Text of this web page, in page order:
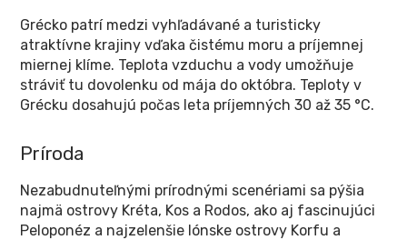
Grécko patrí medzi vyhľadávané a turisticky
atraktívne krajiny vďaka čistému moru a príjemnej
miernej klíme. Teplota vzduchu a vody umožňuje
stráviť tu dovolenku od mája do októbra. Teploty v
Grécku dosahujú počas leta príjemných 30 až 35 °C.
Príroda
Nezabudnuteľnými prírodnými scenériami sa pýšia
najmä ostrovy Kréta, Kos a Rodos, ako aj fascinujúci
Peloponéz a najzelenšie Iónske ostrovy Korfu a